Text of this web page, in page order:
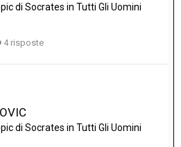
di Socrates in Tutti Gli Uomini
4 risposte
di Socrates in Tutti Gli Uomini